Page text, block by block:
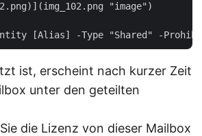
"image")
ist, erscheint nach kurzer Zeit
unter den geteilten
die Lizenz von dieser Mailbox